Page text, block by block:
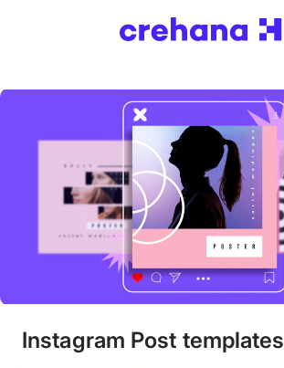
Instagram Post templates